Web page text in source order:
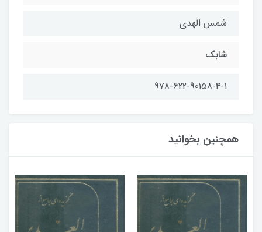
شمس الهدی
شابك
978-622-90158-4-1
همچنین بخوانید